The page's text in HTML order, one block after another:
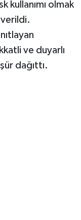
kullanımı olmak
ve duyarlı
dağıttı.